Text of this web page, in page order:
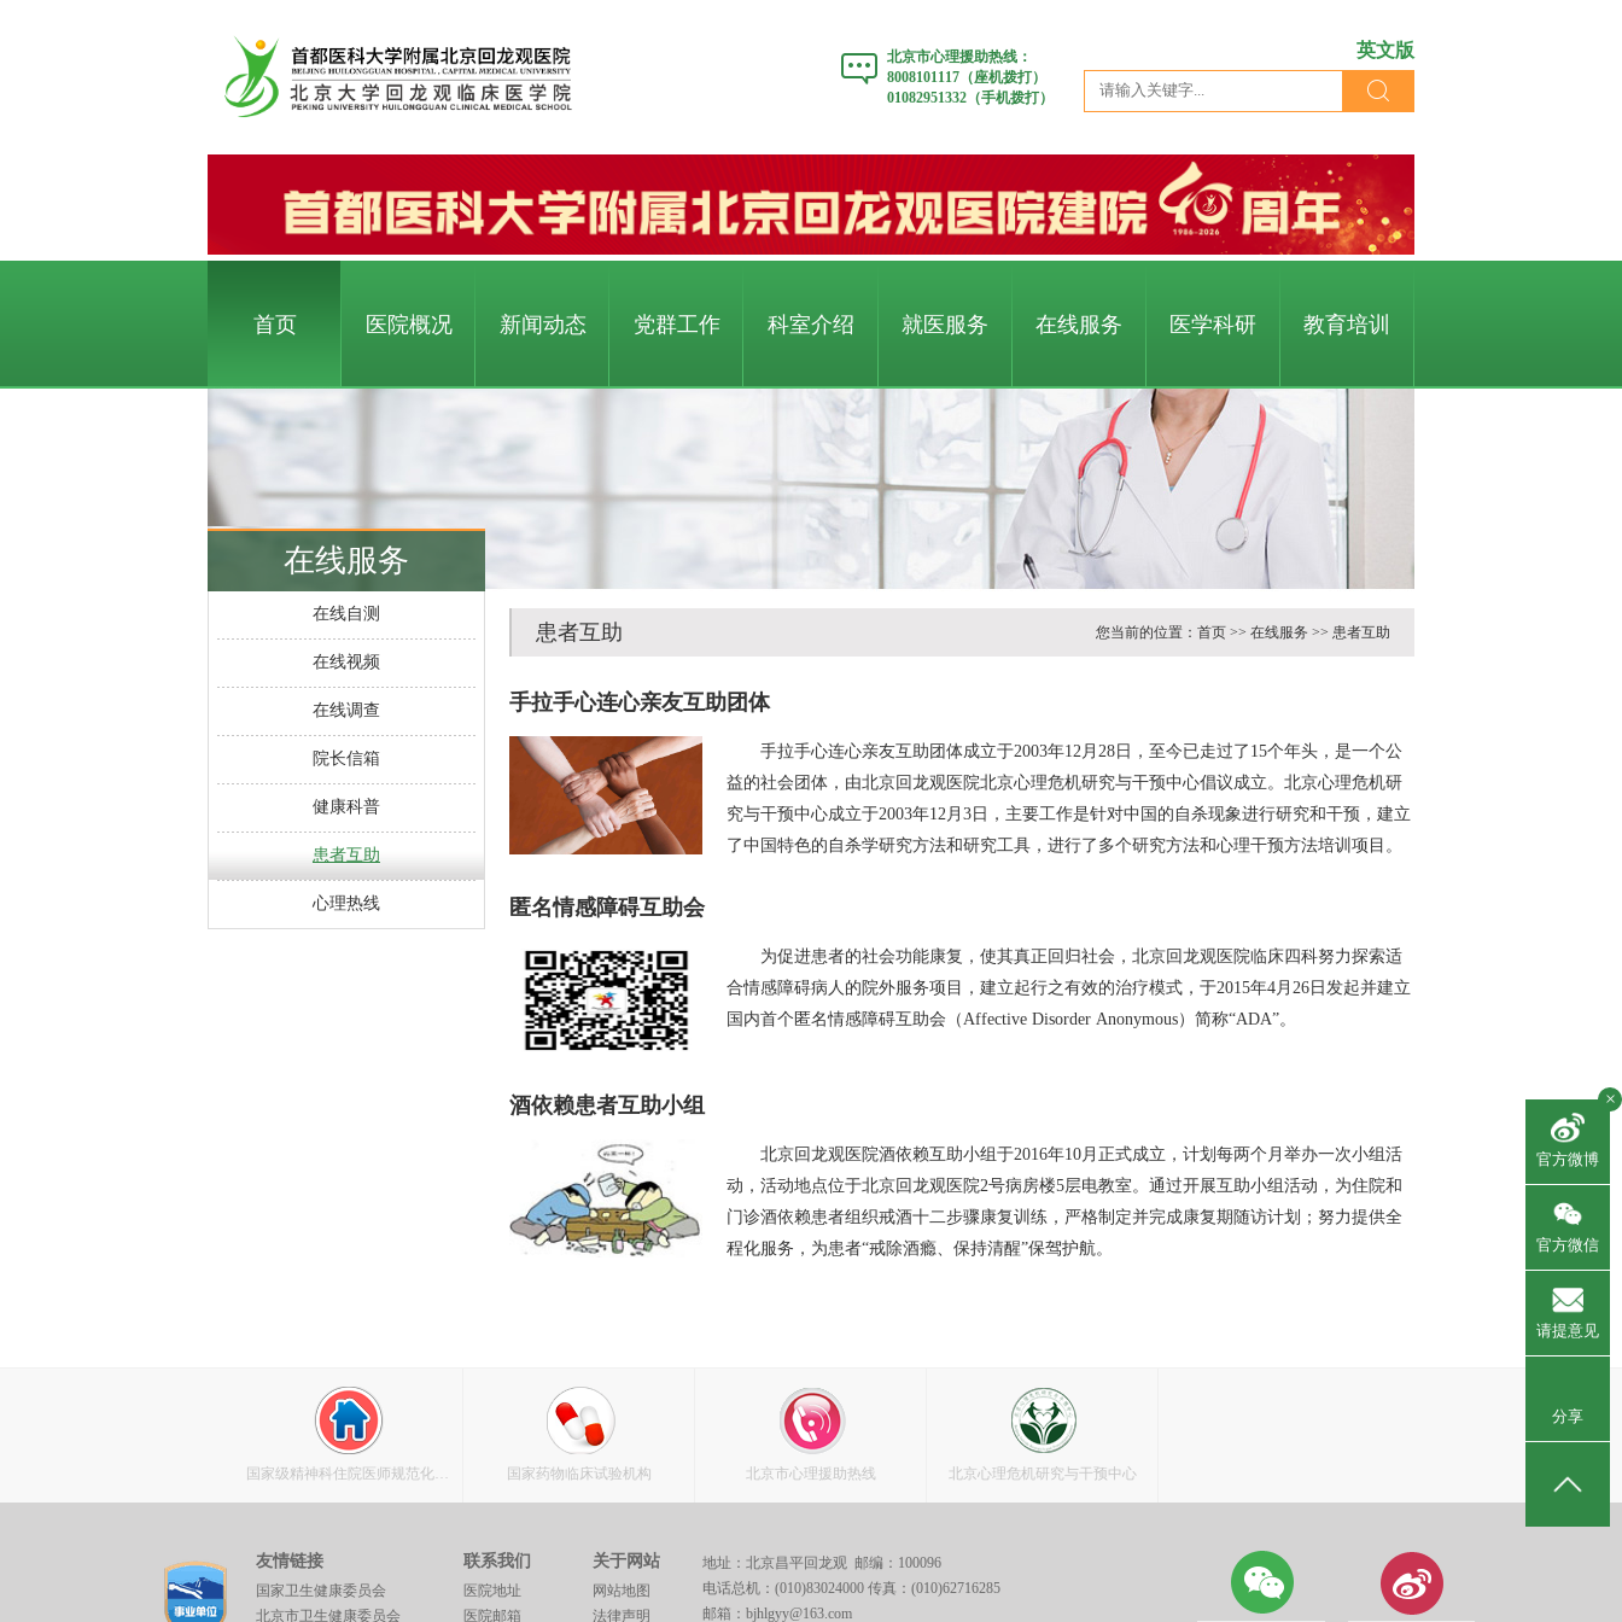
北京市心理援助热线：
8008101117（座机拨打）
01082951332（手机拨打）
英文版
首页 医院概况 新闻动态 党群工作 科室介绍 就医服务 在线服务 医学科研 教育培训
在线服务
在线自测
在线视频
在线调查
院长信箱
健康科普
患者互助
心理热线
患者互助 您当前的位置： 首页 >> 在线服务 >> 患者互助
手拉手心连心亲友互助团体
手拉手心连心亲友互助团体成立于2003年12月28日，至今已走过了15个年头，是一个公
益的社会团体，由北京回龙观医院北京心理危机研究与干预中心倡议成立。北京心理危机研
究与干预中心成立于2003年12月3日，主要工作是针对中国的自杀现象进行研究和干预，建立
了中国特色的自杀学研究方法和研究工具，进行了多个研究方法和心理干预方法培训项目。
匿名情感障碍互助会
为促进患者的社会功能康复，使其真正回归社会，北京回龙观医院临床四科努力探索适
合情感障碍病人的院外服务项目，建立起行之有效的治疗模式，于2015年4月26日发起并建立
国内首个匿名情感障碍互助会（Affective Disorder Anonymous）简称“ADA”。
酒依赖患者互助小组
北京回龙观医院酒依赖互助小组于2016年10月正式成立，计划每两个月举办一次小组活
动，活动地点位于北京回龙观医院2号病房楼5层电教室。通过开展互助小组活动，为住院和
门诊酒依赖患者组织戒酒十二步骤康复训练，严格制定并完成康复期随访计划；努力提供全
程化服务，为患者“戒除酒瘾、保持清醒”保驾护航。
国家级精神科住院医师规范化培
国家药物临床试验机构 北京市心理援助热线 北京心理危机研究与干预中心
友情链接
国家卫生健康委员会
北京市卫生健康委员会
联系我们
医院地址
医院邮箱
关于网站
网站地图
法律声明
地址：北京昌平回龙观 邮编：100096
电话总机：(010)83024000 传真：(010)62716285
邮箱：bjhlgyy@163.com
×
官方微博
官方微信
请提意见
分享